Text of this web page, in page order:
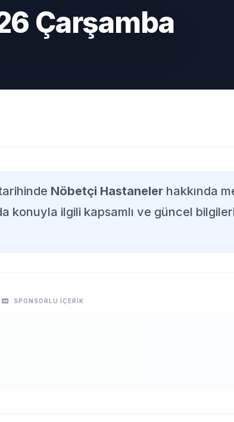
Çarşamba
Nöbetçi Hastaneler hakkında
konuyla ilgili kapsamlı ve güncel
SPONSORLU İÇERİK